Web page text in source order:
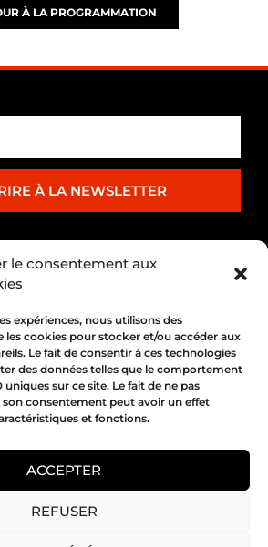
le consentement aux
expériences, nous utilisons des
les cookies pour stocker et/ou accéder aux
Le fait de consentir à ces technologies
des données telles que le comportement
sur ce site. Le fait de ne pas
consentement peut avoir un effet
et fonctions.
ACCEPTER
REFUSER
À LA PROGRAMMATION
À LA NEWSLETTER
PARTENARIAT